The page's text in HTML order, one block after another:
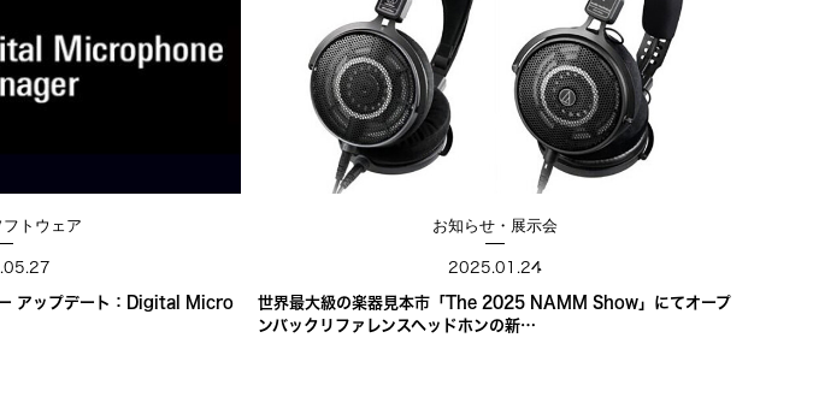
トウェア
ー アップデート：Digital Micro
お知らせ・展示会
2025.01.24
世界最大級の楽器見本市「The 2025 NAMM Show」にてオープ
ンバックリファレンスヘッドホンの新…